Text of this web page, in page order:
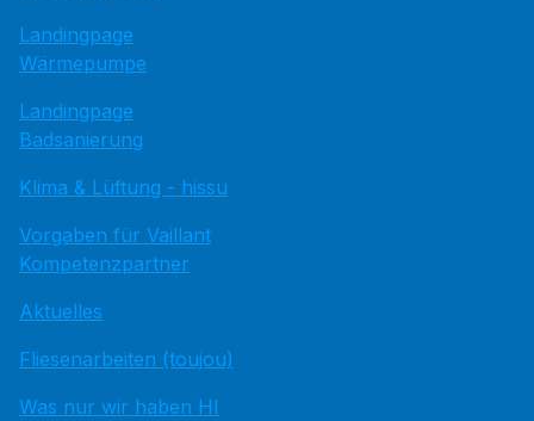
Landingpage
Wärmepumpe
Landingpage
Badsanierung
Klima & Lüftung - hissu
Vorgaben für Vaillant
Kompetenzpartner
Aktuelles
Fliesenarbeiten (toujou)
Was nur wir haben HI